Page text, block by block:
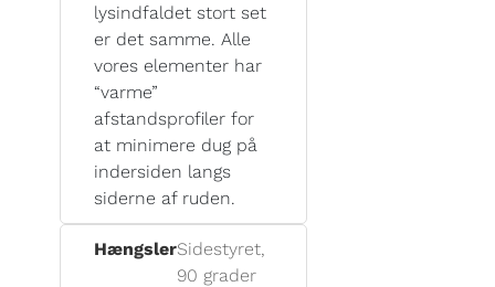
lysindfaldet stort set
er det samme. Alle
vores elementer har
“varme”
afstandsprofiler for
at minimere dug på
indersiden langs
siderne af ruden.
HængslerSidestyret,
90 grader